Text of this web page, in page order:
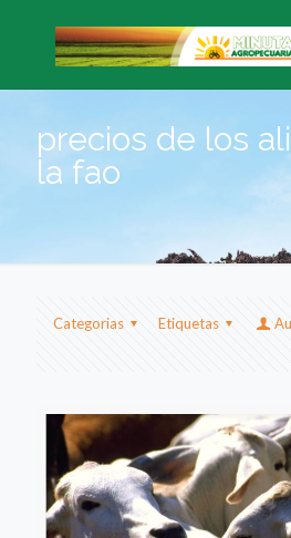
precios de los
la fao
Categorias Etiquetas